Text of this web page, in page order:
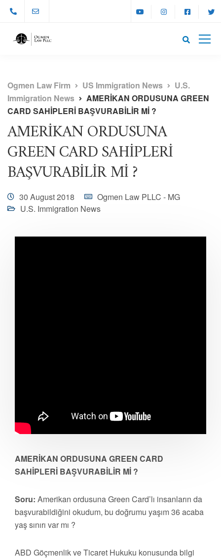
Ogmen Law Firm US Immigration News
U.S.
Immigration News
AMERİKAN ORDUSUNA GREEN
CARD SAHİPLERİ BAŞVURABİLİR Mİ ?
AMERİKAN ORDUSUNA
GREEN CARD SAHİPLERİ
BAŞVURABİLİR Mİ ?
30 August 2018
Ogmen Law PLLC - MG
U.S. Immigration News
AMERİKAN ORDUSUNA GREEN CARD
SAHİPLERİ BAŞVURABİLİR Mİ ?
Soru: Amerikan ordusuna Green Card’lı insanların da
başvurabildiğini okudum, bu doğrumu yaşım 36 acaba
yaş sınırı var mı ?
ABD Göçmenlik ve Ticaret Hukuku konusunda bilgi